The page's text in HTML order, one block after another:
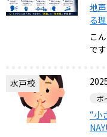
地
る
こ
で
水戸校
ボ
“小